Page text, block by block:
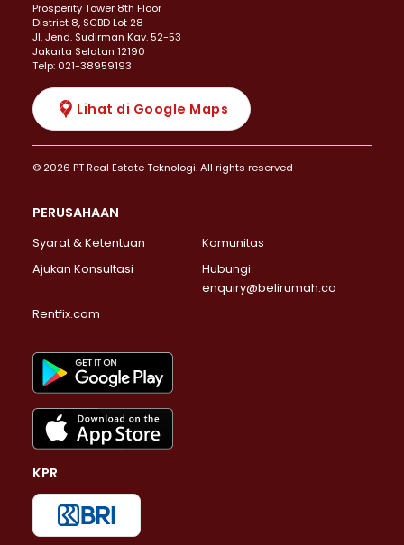
Prosperity Tower 8th Floor
District 8, SCBD Lot 28
JI. Jend. Sudirman Kav. 52-53
Jakarta Selatan 12190
Telp: 021-38959193
Lihat di Google Maps
© 2026 PT Real Estate Teknologi. All rights reserved
PERUSAHAAN
Syarat & Ketentuan
Komunitas
Ajukan Konsultasi
Hubungi:
enquiry@belirumah.co
Rentfix.com
KPR